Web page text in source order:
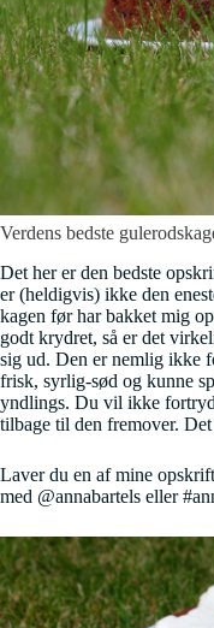
Verdens bedste
Det her er den bedste
er (heldigvis) ikke den
kagen før har bakket mig
godt krydret, så er det
sig ud. Den er nemlig ikke
frisk, syrlig-sød og kunne
yndlings. Du vil ikke
tilbage til den fremover.
Laver du en af mine
med @annabartels eller